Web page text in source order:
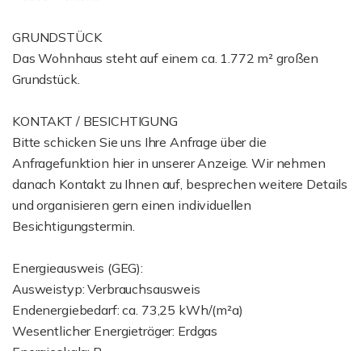
GRUNDSTÜCK
Das Wohnhaus steht auf einem ca. 1.772 m² großen
Grundstück.
KONTAKT / BESICHTIGUNG
Bitte schicken Sie uns Ihre Anfrage über die
Anfragefunktion hier in unserer Anzeige. Wir nehmen
danach Kontakt zu Ihnen auf, besprechen weitere Details
und organisieren gern einen individuellen
Besichtigungstermin.
Energieausweis (GEG):
Ausweistyp: Verbrauchsausweis
Endenergiebedarf: ca. 73,25 kWh/(m²a)
Wesentlicher Energieträger: Erdgas